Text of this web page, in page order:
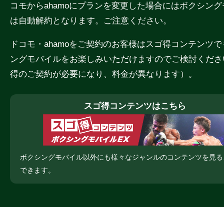
コモからahamoにプランを変更した場合にはボクシン
は自動解約となります。ご注意ください。
ドコモ・ahamoをご契約のお客様はスゴ得コンテンツ
ングモバイルをお楽しみいただけますのでご検討くだ
得のご契約が必要になり、料金が異なります）。
スゴ得コンテンツはこちら
ボクシングモバイル以外にも様々なジャンルのコンテンツを見
できます。